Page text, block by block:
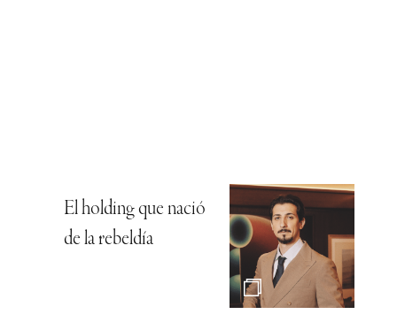
El holding que nació
de la rebeldía